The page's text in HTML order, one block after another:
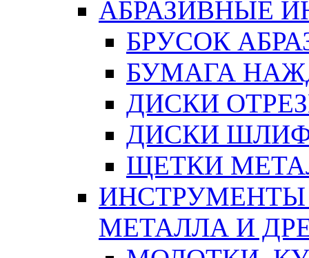
АБРАЗИВНЫЕ
БРУСОК
БУМАГА
ДИСКИ
ДИСКИ
ЩЕТКИ
ИНСТРУМЕНТЫ
МЕТАЛЛА И